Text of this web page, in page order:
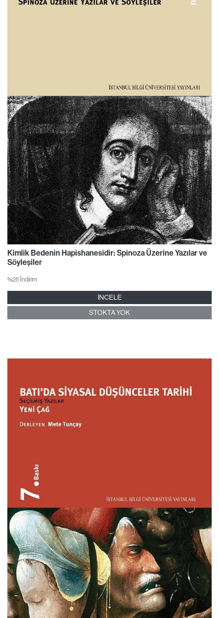
Kimlik Bedenin Hapishanesidir: Spinoza Üzerine Yazılar ve
Söyleşiler
%25 İndirim
İNCELE
STOKTA YOK